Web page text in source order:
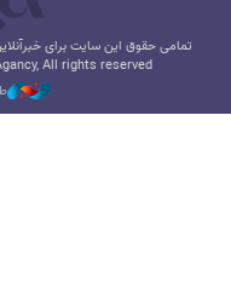
تمامی حقوق این سایت برای
All rights reserved